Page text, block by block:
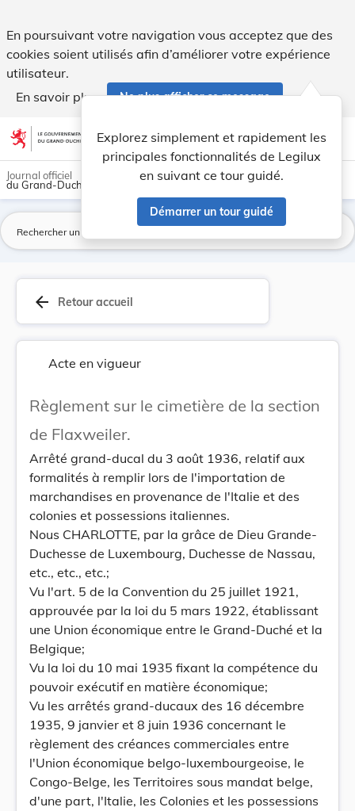
En poursuivant votre navigation vous acceptez que des
cookies soient utilisés afin d’améliorer votre expérience
utilisateur.
En savoir plus
Ne plus afficher ce message
Aller au contenu account_circle help Aide
Explorez simplement et rapidement les
principales fonctionnalités de Legilux
en suivant ce tour guidé.
Démarrer un tour guidé
light_mode dark_mode
Journal officiel
du Grand-Duché de Luxembourg
arrow_back Retour accueil
Acte en vigueur
Règlement sur le cimetière de la section
de Flaxweiler.
Arrêté grand-ducal du 3 août 1936, relatif aux
formalités à remplir lors de l'importation de
marchandises en provenance de l'Italie et des
colonies et possessions italiennes.
Nous CHARLOTTE, par la grâce de Dieu Grande-
Duchesse de Luxembourg, Duchesse de Nassau,
etc., etc., etc.;
Vu l'art. 5 de la Convention du 25 juillet 1921,
approuvée par la loi du 5 mars 1922, établissant
une Union économique entre le Grand-Duché et la
Belgique;
Vu la loi du 10 mai 1935 fixant la compétence du
pouvoir exécutif en matière économique;
Vu les arrêtés grand-ducaux des 16 décembre
1935, 9 janvier et 8 juin 1936 concernant le
règlement des créances commerciales entre
l'Union économique belgo-luxembourgeoise, le
Congo-Belge, les Territoires sous mandat belge,
d'une part, l'Italie, les Colonies et les possessions